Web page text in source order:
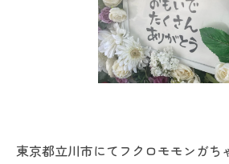
東京都立川市にてフクロモモンガち